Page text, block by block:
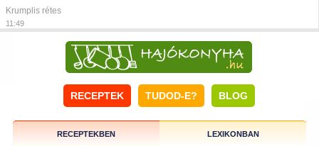
Krumplis rétes
11:49
RECEPTEK TUDOD-E? BLOG
RECEPTEKBEN LEXIKONBAN